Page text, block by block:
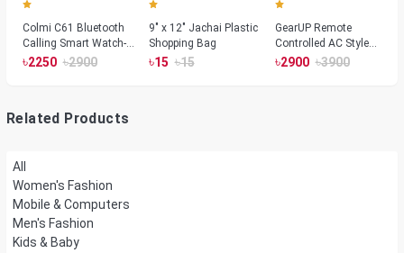
Colmi C61 Bluetooth
Calling Smart Watch-
Silver Color
৳2250 ৳2900
9" x 12" Jachai Plastic
Shopping Bag
৳15 ৳15
GearUP Remote
Controlled AC Style
Room Heater 1800
৳2900 ৳3900
Related Products
All
Women's Fashion
Mobile & Computers
Men's Fashion
Kids & Baby